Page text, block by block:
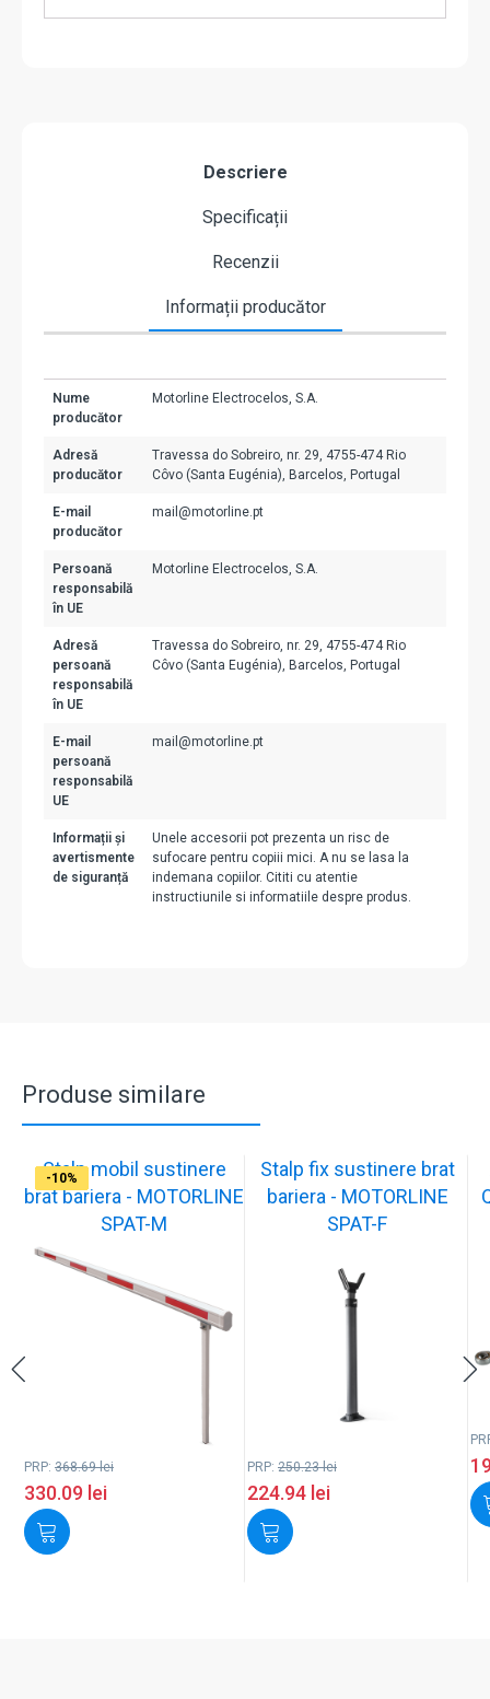
Descriere
Specificații
Recenzii
Informații producător
Nume
producător
Motorline Electrocelos, S.A.
Adresă
producător
Travessa do Sobreiro, nr. 29, 4755-474 Rio
Côvo (Santa Eugénia), Barcelos, Portugal
E-mail
producător
mail@motorline.pt
Persoană
responsabilă
în UE
Motorline Electrocelos, S.A.
Adresă
persoană
responsabilă
în UE
Travessa do Sobreiro, nr. 29, 4755-474 Rio
Côvo (Santa Eugénia), Barcelos, Portugal
E-mail
persoană
responsabilă
UE
mail@motorline.pt
Informații și
avertismente
de siguranță
Unele accesorii pot prezenta un risc de
sufocare pentru copiii mici. A nu se lasa la
indemana copiilor. Cititi cu atentie
instructiunile si informatiile despre produs.
Produse similare
-10%
Stalp mobil sustinere
brat bariera - MOTORLINE
SPAT-M
PRP: 368.69lei
330.09 lei
-10%
Stalp fix sustinere brat
bariera - MOTORLINE
SPAT-F
PRP: 250.23lei
224.94 lei
-17%
-17%
-17%
-17%
-17%
-10%
-10%
-10%